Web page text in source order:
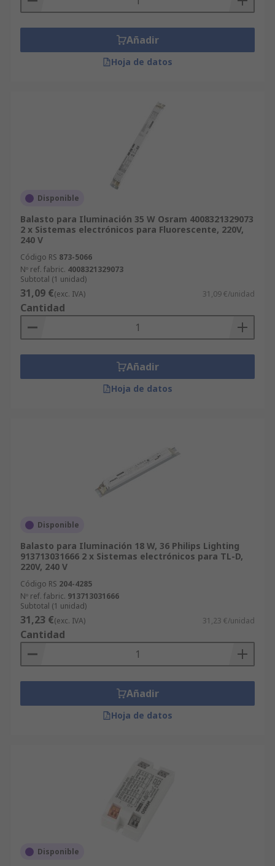
Añadir
Hoja de datos
Disponible
Balasto para Iluminación 35 W Osram 4008321329073
2 x Sistemas electrónicos para Fluorescente, 220V,
240 V
Código RS 873-5066
Nº ref. fabric. 4008321329073
Subtotal (1 unidad)
31,09 €(exc. IVA) 31,09 €/unidad
Cantidad
Añadir
Hoja de datos
Disponible
Balasto para Iluminación 18 W, 36 Philips Lighting
913713031666 2 x Sistemas electrónicos para TL-D,
220V, 240 V
Código RS 204-4285
Nº ref. fabric. 913713031666
Subtotal (1 unidad)
31,23 €(exc. IVA) 31,23 €/unidad
Cantidad
Añadir
Hoja de datos
Disponible